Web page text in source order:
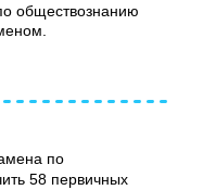
обществознанию
по
58 первичных